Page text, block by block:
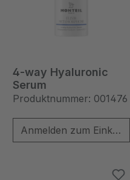
4-way Hyaluronic
Serum
Produktnummer: 001476
Anmelden zum Einkaufen